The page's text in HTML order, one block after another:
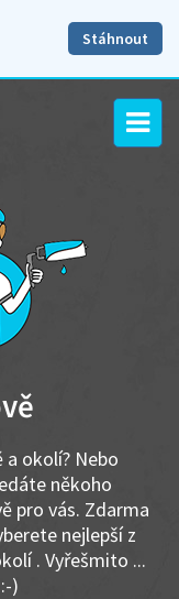
Stáhnout
okolí? Nebo
někoho
pro vás. Zdarma
nejlepší z
. Vyřešmito ...
)